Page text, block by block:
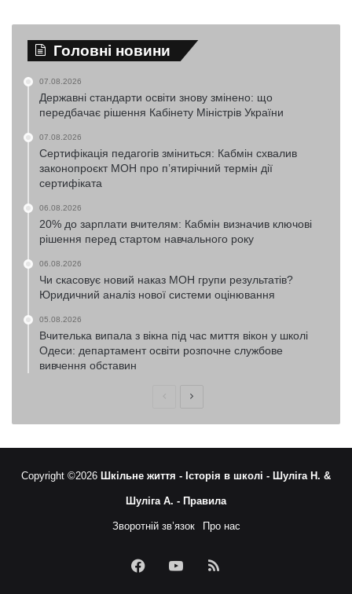
Головні новини
07.08.2026
Державні стандарти освіти знову змінено: що
передбачає рішення Кабінету Міністрів України
07.08.2026
Сертифікація педагогів зміниться: Кабмін схвалив
законопроєкт МОН про п’ятирічний термін дії
сертифіката
06.08.2026
20% до зарплати вчителям: Кабмін визначив ключові
рішення перед стартом навчального року
06.08.2026
Чи скасовує новий наказ МОН групи результатів?
Юридичний аналіз нової системи оцінювання
05.08.2026
Вчителька випала з вікна під час миття вікон у школі
Одеси: департамент освіти розпочне службове
вивчення обставин
ПопередняНаступна
Copyright ©2026 Шкільне життя - Історія в школі - Шуліга Н. &
Шуліга А. - Правила
Зворотній зв’язок Про нас
FacebookYouTubeRSS